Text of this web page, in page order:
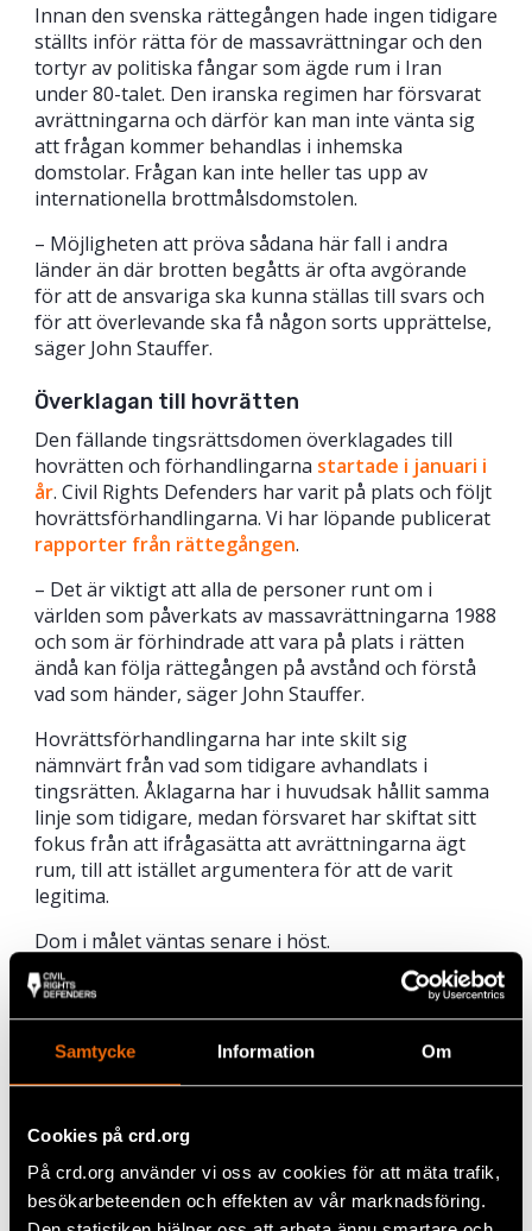
Samtycke Information Om
Cookies på crd.org
På crd.org använder vi oss av cookies för att mäta trafik,
besökarbeteenden och effekten av vår marknadsföring.
Innan den svenska rättegången hade ingen tidigare
ställts inför rätta för de massavrättningar och den
tortyr av politiska fångar som ägde rum i Iran
under 80-talet. Den iranska regimen har försvarat
avrättningarna och därför kan man inte vänta sig
att frågan kommer behandlas i inhemska
domstolar. Frågan kan inte heller tas upp av
internationella brottmålsdomstolen.
– Möjligheten att pröva sådana här fall i andra
länder än där brotten begåtts är ofta avgörande
för att de ansvariga ska kunna ställas till svars och
för att överlevande ska få någon sorts upprättelse,
säger John Stauffer.
Överklagan till hovrätten
Den fällande tingsrättsdomen överklagades till
hovrätten och förhandlingarna startade i januari i
år. Civil Rights Defenders har varit på plats och följt
hovrättsförhandlingarna. Vi har löpande publicerat
rapporter från rättegången.
– Det är viktigt att alla de personer runt om i
världen som påverkats av massavrättningarna 1988
och som är förhindrade att vara på plats i rätten
ändå kan följa rättegången på avstånd och förstå
vad som händer, säger John Stauffer.
Hovrättsförhandlingarna har inte skilt sig
nämnvärt från vad som tidigare avhandlats i
tingsrätten. Åklagarna har i huvudsak hållit samma
linje som tidigare, medan försvaret har skiftat sitt
fokus från att ifrågasätta att avrättningarna ägt
rum, till att istället argumentera för att de varit
legitima.
Dom i målet väntas senare i höst.
Civil Rights Defenders bakom flera liknande
anmälningar
Civil Rights Defenders har inte varit delaktigt att
ställa den tilltalade inför rätta i det här målet.
anmälningar till svensk polis för att ställa förövare
av folkrättsbrott inför rätta i Sverige. I februari
2019 anmälde vi flera högt uppsatta tjänstemän
inom den syriska regimen tillsammans med nio